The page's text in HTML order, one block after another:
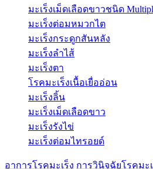
มะเร็งเม็ดเลือดขาวชนิด
มะเร็งต่อมหมวกไต
มะเร็งกระดูกสันหลัง
มะเร็งลำไส้
มะเร็งตา
โรคมะเร็งเนื้อเยื่ออ่อน
มะเร็งลิ้น
มะเร็งเม็ดเลือดขาว
มะเร็งรังไข่
มะเร็งต่อมไทรอยด์
อาการโรคมะเร็ง การวินิจฉัยโรคมะ